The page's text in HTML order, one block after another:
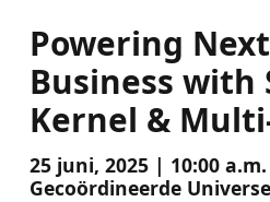
Powering
Business with
Kernel &
25 juni, 2025 | 10:00 a.m.
Gecoördineerde